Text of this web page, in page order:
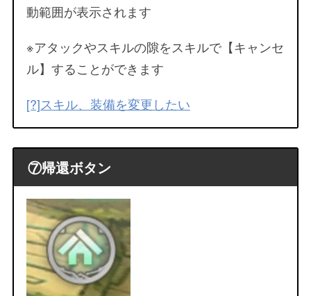
動範囲が表示されます
※アタックやスキルの隙をスキルで【キャンセ
ル】することができます
[?]スキル、装備を変更したい
⑦帰還ボタン